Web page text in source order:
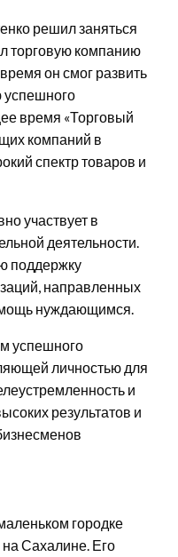
решил заняться
торговую компанию
он смог развить
успешного
время «Торговый
компаний в
спектр товаров и
участвует в
деятельности.
поддержку
направленных
нуждающимся.
успешного
личностью для
и
результатов и
городке
Сахалине. Его